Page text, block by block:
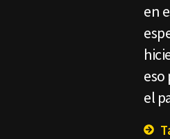
en
eso
el